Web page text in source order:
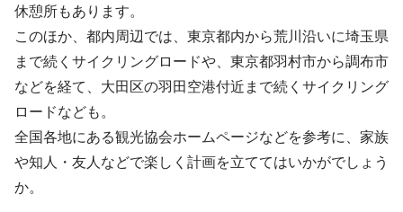
休憩所もあります。
このほか、都内周辺では、東京都内から荒川沿いに埼玉県
まで続くサイクリングロードや、東京都羽村市から調布市
などを経て、大田区の羽田空港付近まで続くサイクリング
ロードなども。
全国各地にある観光協会ホームページなどを参考に、家族
や知人・友人などで楽しく計画を立ててはいかがでしょう
か。